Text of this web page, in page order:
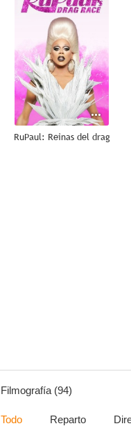
RuPaul: Reinas del drag
Filmografía (94)
Todo Reparto